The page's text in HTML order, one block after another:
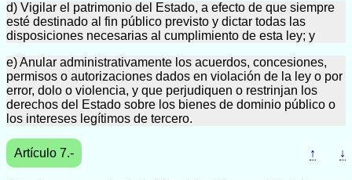
d) Vigilar el patrimonio del Estado, a efecto de que siempre
esté destinado al fin público previsto y dictar todas las
disposiciones necesarias al cumplimiento de esta ley; y
e) Anular administrativamente los acuerdos, concesiones,
permisos o autorizaciones dados en violación de la ley o por
error, dolo o violencia, y que perjudiquen o restrinjan los
derechos del Estado sobre los bienes de dominio público o
los intereses legítimos de tercero.
Artículo 7.- ↑ ↓